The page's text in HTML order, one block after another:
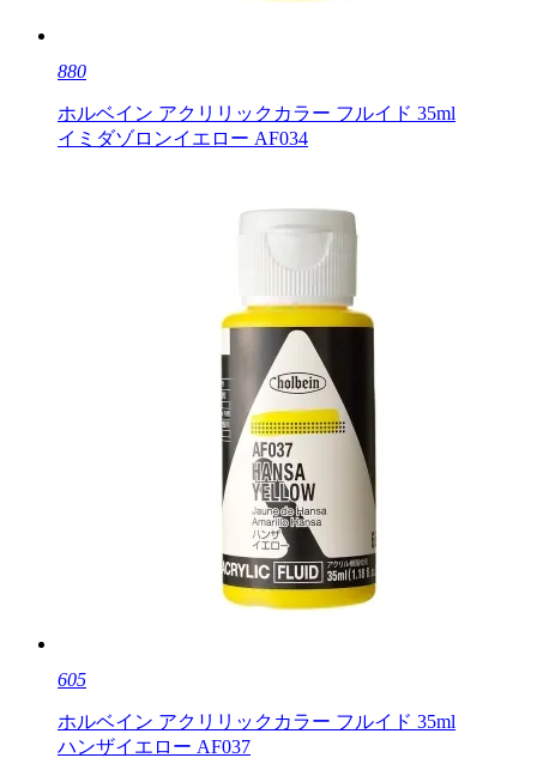
880
ホルベイン アクリリックカラー フルイド 35ml
イミダゾロンイエロー AF034
605
ホルベイン アクリリックカラー フルイド 35ml
ハンザイエロー AF037